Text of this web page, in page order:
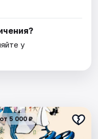
у
5 000 ₽